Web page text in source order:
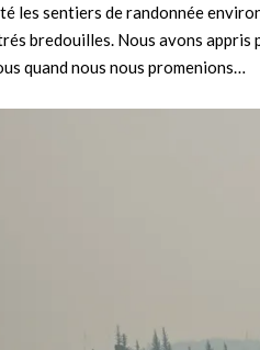
les sentiers de randonnée
bredouilles. Nous avons appris
quand nous nous promenions…